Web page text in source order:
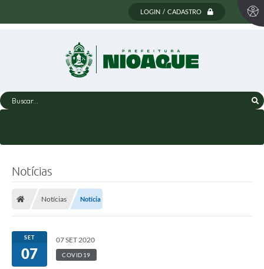
LOGIN / CADASTRO
Buscar...
Notícias
Notícias Notícia
SET
07
07 SET 2020
COVID19